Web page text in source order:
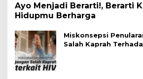
Ayo Menjadi Berarti!, Berarti
Hidupmu Berharga
Miskonsepsi
Salah Kaprah